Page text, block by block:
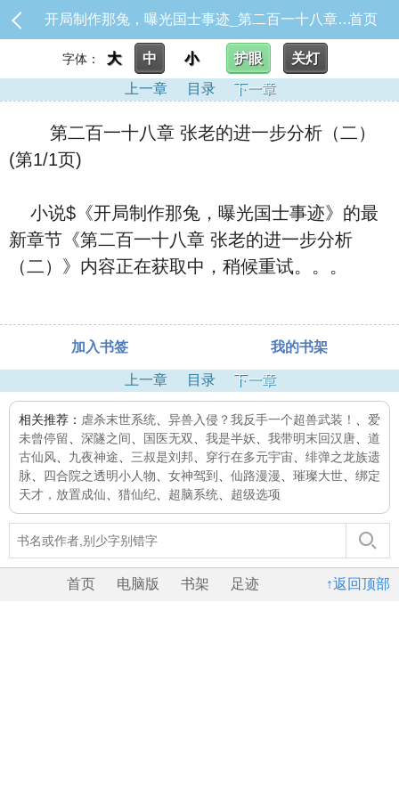
开局制作那兔，曝光国士事迹_第二百一十八章 张老的进一步分析（二）首页
字体： 大 中 小 护眼
关灯
上一章
目录 下一章
第二百一十八章 张老的进一步分析（二）
(第1/1页)
小说$《开局制作那兔，曝光国士事迹》的最
新章节《第二百一十八章 张老的进一步分析
（二）》内容正在获取中，稍候重试。。。
加入书签 我的书架
上一章 目录 下一章
相关推荐： 虐杀末世系统 异兽入侵？我反手一个超兽武装！
爱
未曾停留
深隧之间 国医无双 我是半妖 我带明末回汉唐
道
古仙风
九夜神途 三叔是刘邦 穿行在多元宇宙
绯弹之龙族遗
脉
四合院之透明小人物 女神驾到 仙路漫漫 璀璨大世
绑定
天才，放置成仙
猎仙纪 超脑系统 超级选项
↑返回顶部
首页 电脑版 书架 足迹